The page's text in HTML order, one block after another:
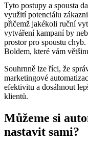
Tyto postupy a spousta
využití potenciálu
přičemž jakékoli ruční
vytváření kampaní by
prostor pro spoustu
Boldem, které vám
Souhrnně lze říci, že
marketingové
efektivitu a dosáhnout
klientů.
Můžeme si
nastavit sami?